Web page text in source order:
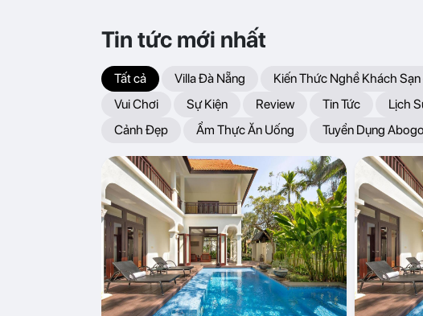
Tin tức mới nhất
Tất cả Villa Đà Nẵng Kiến Thức Nghề Khách Sạn
Vui Chơi
Sự Kiện Review Tin Tức Lịch
Cảnh Đẹp
Ẩm Thực Ăn Uống Tuyển Dụng Abogo